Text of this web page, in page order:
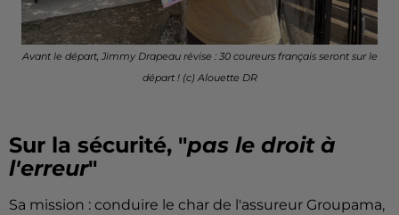
Avant le départ, Jimmy Drapeau révise : 30 coureurs français seront sur le
départ ! (c) Alouette DR
Sur la sécurité, "pas le droit à
l'erreur"
Sa mission : conduire le char de l'assureur Groupama,